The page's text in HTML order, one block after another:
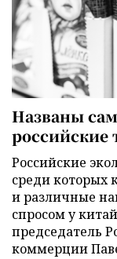
Названы
российские
Российские
среди которых
и различные
спросом у
председатель
коммерции